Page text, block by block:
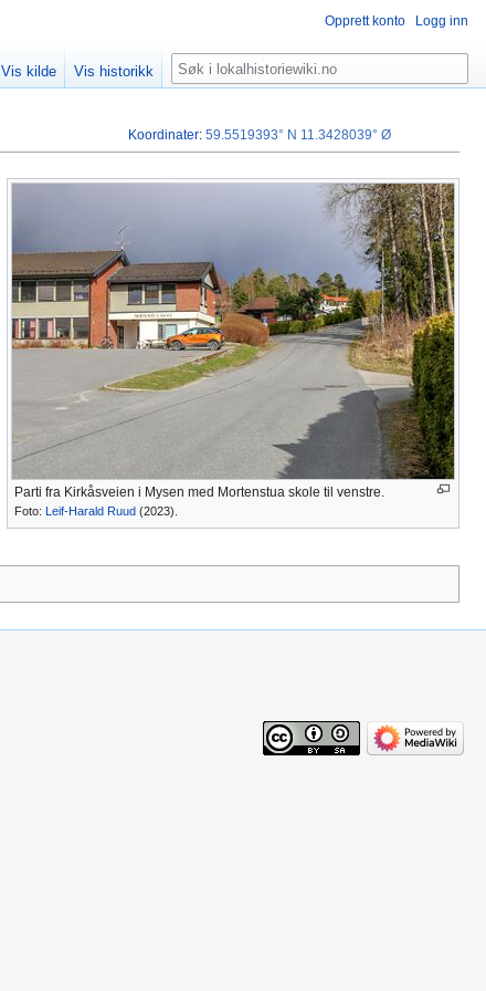
Parti fra Kirkåsveien i Mysen med Mortenstua skole til venstre.
Foto: Leif-Harald Ruud (2023).
Koordinater:59.5519393° N 11.3428039° Ø
Opprett konto Logg inn
Vis kilde Vis historikk Søk